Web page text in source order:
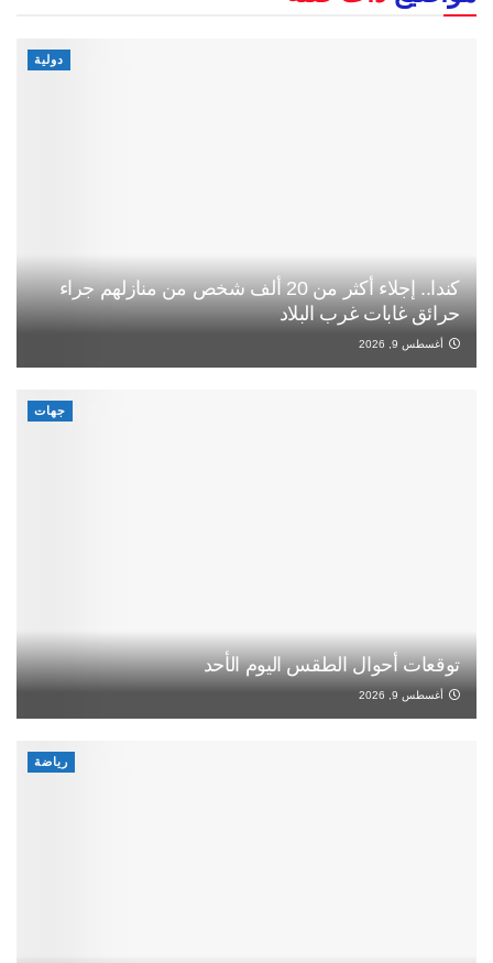
دولية
كندا.. إجلاء أكثر من 20 ألف شخص من منازلهم جراء
حرائق غابات غرب البلاد
أغسطس 9, 2026
جهات
توقعات أحوال الطقس اليوم الأحد
أغسطس 9, 2026
رياضة